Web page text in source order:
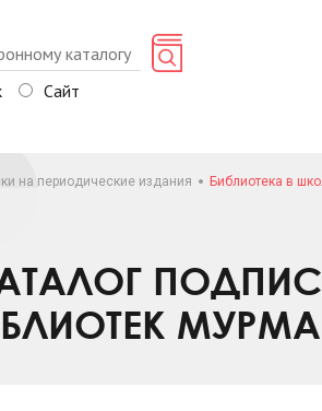
Сайт
на периодические издания Библиотека в